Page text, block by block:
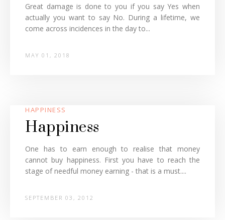
Great damage is done to you if you say Yes when
actually you want to say No. During a lifetime, we
come across incidences in the day to...
MAY 01, 2018
HAPPINESS
Happiness
One has to earn enough to realise that money
cannot buy happiness. First you have to reach the
stage of needful money earning - that is a must....
SEPTEMBER 03, 2012